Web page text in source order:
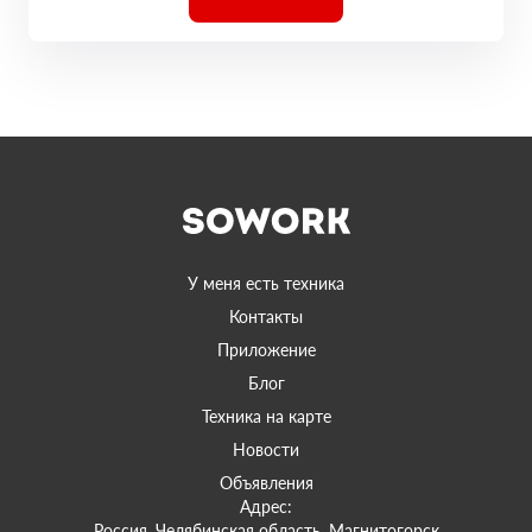
У меня есть техника
Контакты
Приложение
Блог
Техника на карте
Новости
Объявления
Адрес: